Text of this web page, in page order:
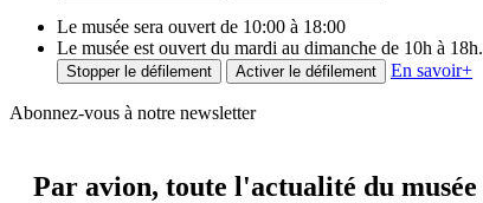
Le musée sera ouvert de 10:00 à 18:00
Le musée est ouvert du mardi au dimanche de 10h à 18h.
Stopper le défilement Activer le défilement En savoir+
Abonnez-vous à notre newsletter
Par avion, toute l'actualité du musée